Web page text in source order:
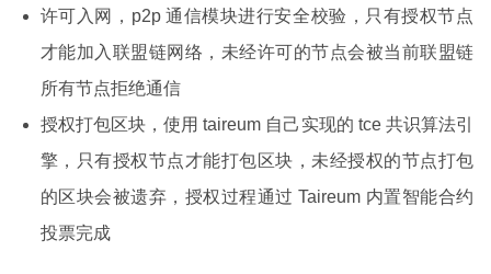
许可入网，p2p 通信模块进行安全校验，只有授权节点
才能加入联盟链网络，未经许可的节点会被当前联盟链
所有节点拒绝通信
授权打包区块，使用 taireum 自己实现的 tce 共识算法引
擎，只有授权节点才能打包区块，未经授权的节点打包
的区块会被遗弃，授权过程通过 Taireum 内置智能合约
投票完成